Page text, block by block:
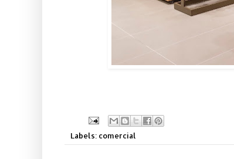
Labels: comercial